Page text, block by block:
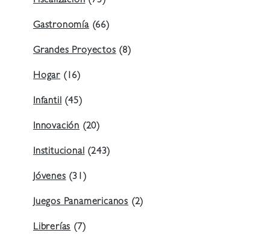
Gastronomía(66)
Grandes Proyectos (8)
Hogar (16)
Infantil (45)
Innovación (20)
Institucional (243)
Jóvenes (31)
Juegos Panamericanos (2)
Librerías (7)